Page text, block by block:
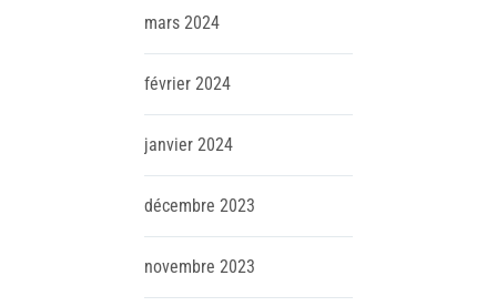
mars 2024
février 2024
janvier 2024
décembre 2023
novembre 2023